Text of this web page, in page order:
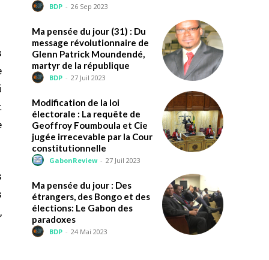
BDP - 26 Sep 2023
Ma pensée du jour (31) : Du
message révolutionnaire de
Glenn Patrick Moundendé,
martyr de la république
BDP - 27 Juil 2023
Modification de la loi
électorale : La requête de
Geoffroy Foumboula et Cie
jugée irrecevable par la Cour
constitutionnelle
GabonReview - 27 Juil 2023
Ma pensée du jour : Des
étrangers, des Bongo et des
élections: Le Gabon des
paradoxes
BDP - 24 Mai 2023